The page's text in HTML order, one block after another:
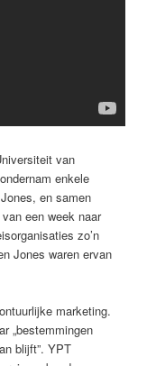
van
enkele
en samen
een week naar
zo’n
Jones waren ervan
marketing.
„bestemmingen
blijft”. YPT